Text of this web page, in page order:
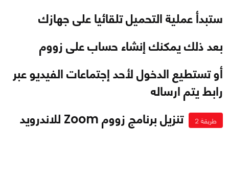
ستبدأ عملية التحميل تلقائيا على جهازك
بعد ذلك يمكنك إنشاء حساب على زووم
أو تستطيع الدخول لأحد إجتماعات الفيديو عبر
رابط يتم ارساله
طريقة 2 تنزيل برنامج زووم Zoom للاندرويد